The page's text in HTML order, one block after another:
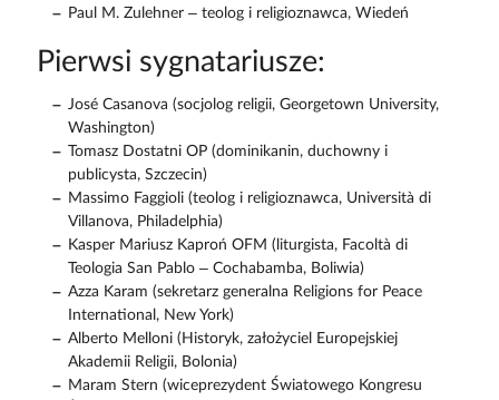
Paul M. Zulehner – teolog i religioznawca, Wiedeń
Pierwsi sygnatariusze:
José Casanova (socjolog religii, Georgetown University,
Washington)
Tomasz Dostatni OP (dominikanin, duchowny i
publicysta, Szczecin)
Massimo Faggioli (teolog i religioznawca, Università di
Villanova, Philadelphia)
Kasper Mariusz Kaproń OFM (liturgista, Facoltà di
Teologia San Pablo – Cochabamba, Boliwia)
Azza Karam (sekretarz generalna Religions for Peace
International, New York)
Alberto Melloni (Historyk, założyciel Europejskiej
Akademii Religii, Bolonia)
Maram Stern (wiceprezydent Światowego Kongresu